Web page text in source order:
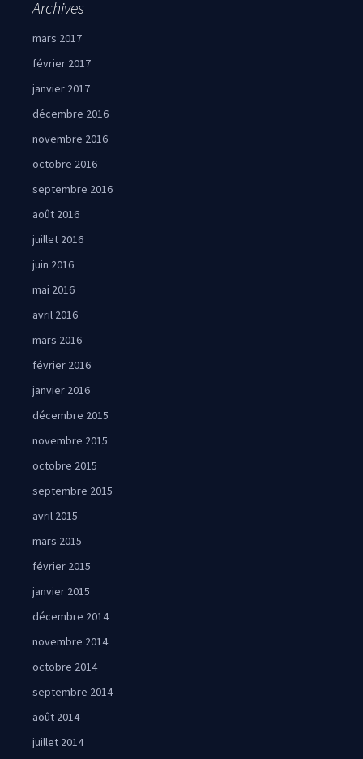
Archives
mars 2017
février 2017
janvier 2017
décembre 2016
novembre 2016
octobre 2016
septembre 2016
août 2016
juillet 2016
juin 2016
mai 2016
avril 2016
mars 2016
février 2016
janvier 2016
décembre 2015
novembre 2015
octobre 2015
septembre 2015
avril 2015
mars 2015
février 2015
janvier 2015
décembre 2014
novembre 2014
octobre 2014
septembre 2014
août 2014
juillet 2014